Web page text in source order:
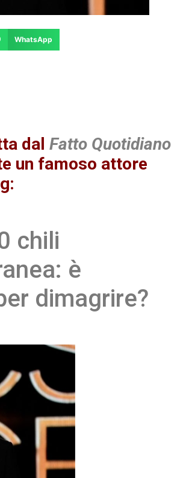
WhatsApp
dal Fatto Quotidiano
un famoso attore
chili
è
dimagrire?